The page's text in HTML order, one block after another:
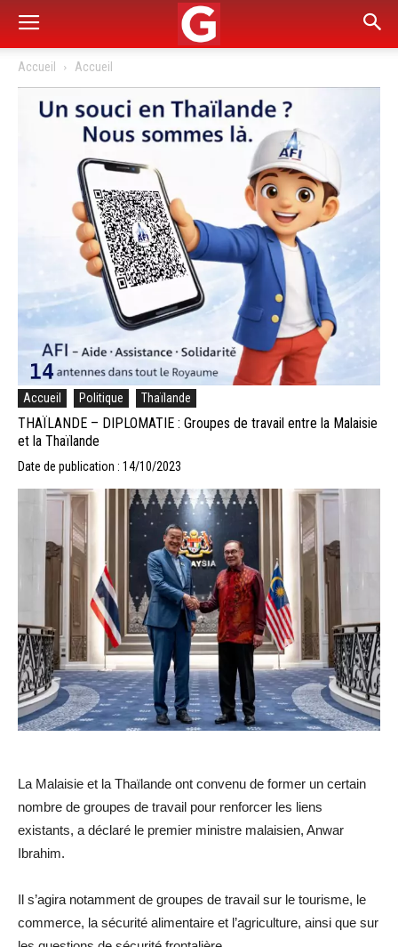
Accueil Accueil
Accueil Politique Thaïlande
THAÏLANDE – DIPLOMATIE : Groupes de travail entre la Malaisie
et la Thaïlande
Date de publication : 14/10/2023
La Malaisie et la Thaïlande ont convenu de former un certain
nombre de groupes de travail pour renforcer les liens
existants, a déclaré le premier ministre malaisien, Anwar
Ibrahim.
Il s’agira notamment de groupes de travail sur le tourisme, le
commerce, la sécurité alimentaire et l’agriculture, ainsi que sur